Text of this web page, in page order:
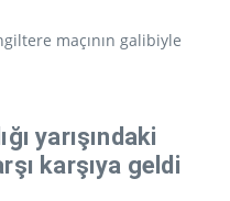
maçının galibiyle
yarışındaki
karşıya geldi